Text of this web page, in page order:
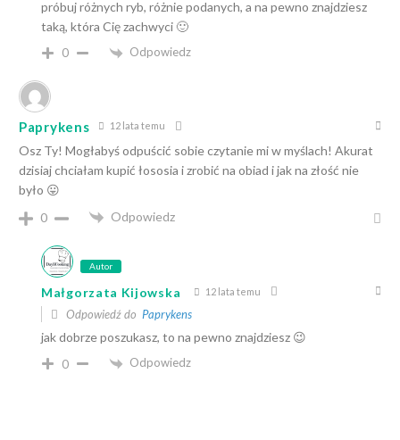
próbuj różnych ryb, różnie podanych, a na pewno znajdziesz
taką, która Cię zachwyci 🙂
0 Odpowiedz
Paprykens 12 lata temu
Osz Ty! Mogłabyś odpuścić sobie czytanie mi w myślach! Akurat
dzisiaj chciałam kupić łososia i zrobić na obiad i jak na złość nie
było 😛
0
Odpowiedz
Autor
Małgorzata Kijowska 12 lata temu
Odpowiedź do Paprykens
jak dobrze poszukasz, to na pewno znajdziesz 😉
0 Odpowiedz